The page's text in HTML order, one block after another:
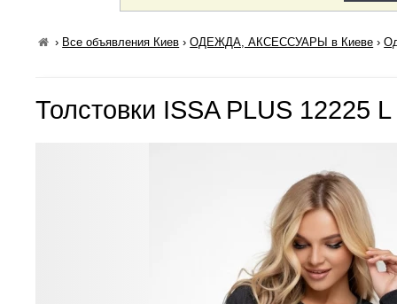
› Все объявления Киев ›ОДЕЖДА, АКСЕССУАРЫ в Киеве ›
Толстовки ISSA PLUS 12225